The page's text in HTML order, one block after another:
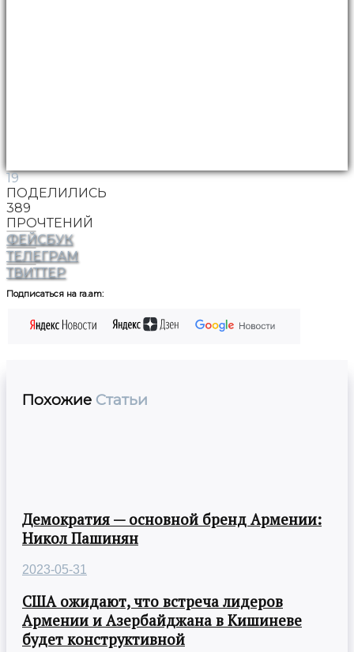
19
ПОДЕЛИЛИСЬ
389
ПРОЧТЕНИЙ
ФЕЙСБУК
ТЕЛЕГРАМ
ТВИТТЕР
Подписаться на ra.am:
Похожие Статьи
Демократия — основной бренд Армении:
Никол Пашинян
2023-05-31
США ожидают, что встреча лидеров
Армении и Азербайджана в Кишиневе
будет конструктивной